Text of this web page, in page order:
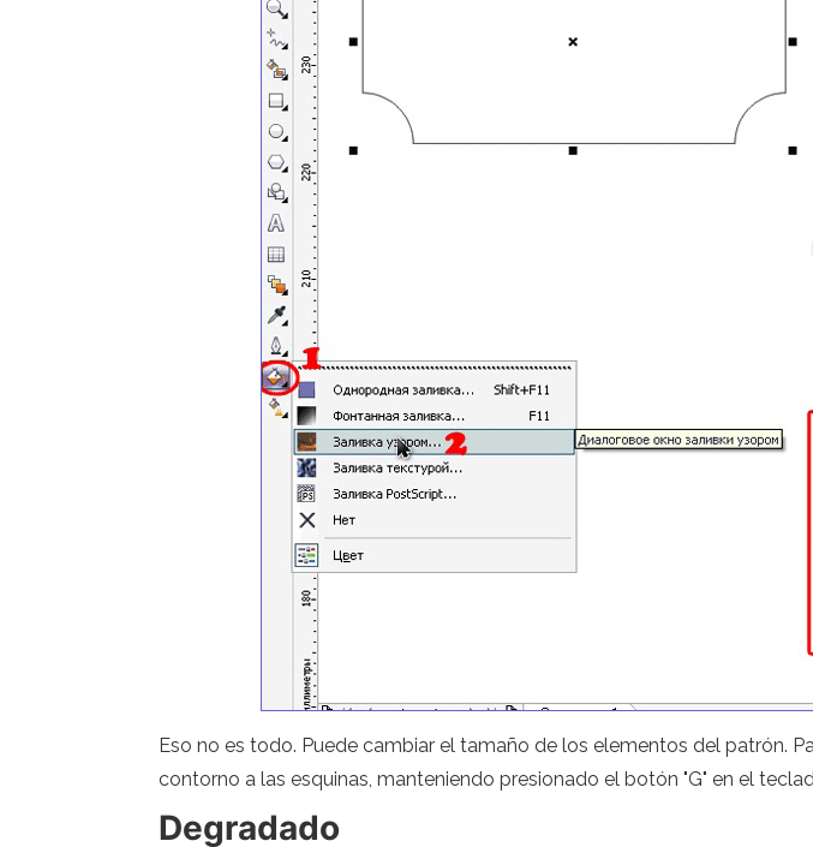
Eso no es todo. Puede cambiar el tamaño de los elementos del patrón.
contorno a las esquinas, manteniendo presionado el botón "G" en el
Degradado